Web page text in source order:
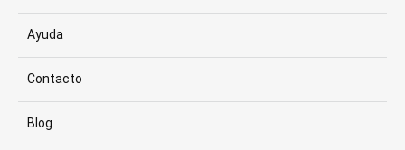
Ayuda
Contacto
Blog